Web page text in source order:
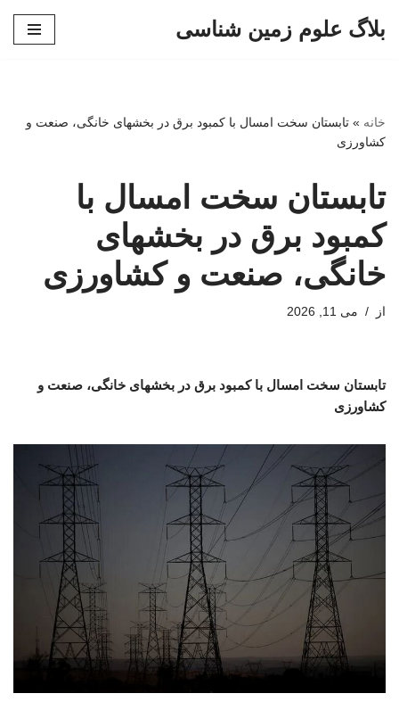
بلاگ علوم زمین شناسی
خانه » تابستان سخت امسال با کمبود برق در بخشهای خانگی، صنعت و
کشاورزی
تابستان سخت امسال با
کمبود برق در بخشهای
خانگی، صنعت و کشاورزی
از می 11, 2026
تابستان سخت امسال با کمبود برق در بخشهای خانگی، صنعت و
کشاورزی